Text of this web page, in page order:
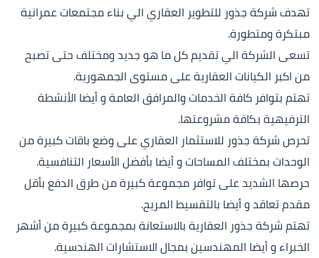
تهدف شركة جذور للتطوير العقاري الي بناء مجتمعات عمرانية
مبتكرة ومتطورة.
تسعى الشركة الي تقديم كل ما هو جديد ومختلف حتى تصبح
من اكبر الكيانات العقارية على مستوى الجمهورية.
تهتم بتوافر كافة الخدمات والمرافق العامة و أيضا الأنشطة
الترفيهية بكافة مشروعتها.
تحرص شركة جذور للاستثمار العقاري على وضع باقات كبيرة من
الوحدات بمختلف المساحات و أيضا بأفضل الأسعار التنافسية.
حرصها الشديد على توافر مجموعة كبيرة من طرق الدفع بأقل
مقدم تعاقد و أيضا بالتقسيط المريح.
تهتم شركة جذور العقارية بالاستعانة بمجموعة كبيرة من أشهر
الخبراء و أيضا المهندسين بمجال الاستشارات الهندسية.